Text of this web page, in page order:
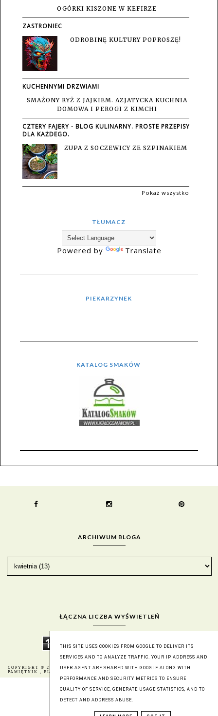
OGÓRKI KISZONE W KEFIRZE
ZASTRONIEC
ODROBINĘ KULTURY POPROSZĘ!
KUCHENNYMI DRZWIAMI
SMAŻONY RYŻ Z JAJKIEM. AZJATYCKA KUCHNIA
DOMOWA I PEROGI Z KIMCHI
CZTERY FAJERY - BLOG KULINARNY. PROSTE PRZEPISY
DLA KAŻDEGO.
ZUPA Z SOCZEWICY ZE SZPINAKIEM
Pokaż wszystko
TŁUMACZ
Powered by Translate
PIEKARZYNEK
KATALOG SMAKÓW
ARCHIWUM BLOGA
ŁĄCZNA LICZBA WYŚWIETLEŃ
1 9 3 0 7 8 1 2
COPYRIGHT © 2016
BERNIKA - MÓJ KULINARNY
PAMIĘTNIK , BLOGGER
BLOG DESIGN:
THIS SITE USES COOKIES FROM GOOGLE TO DELIVER ITS
SERVICES AND TO ANALYZE TRAFFIC. YOUR IP ADDRESS AND
USER-AGENT ARE SHARED WITH GOOGLE ALONG WITH
PERFORMANCE AND SECURITY METRICS TO ENSURE
QUALITY OF SERVICE, GENERATE USAGE STATISTICS, AND TO
DETECT AND ADDRESS ABUSE.